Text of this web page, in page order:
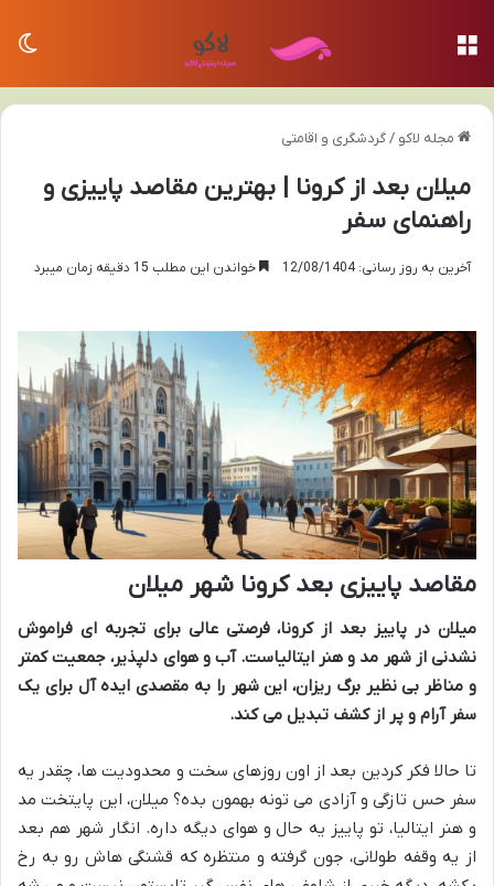
مجله لاکو /گردشگری و اقامتی
میلان بعد از کرونا | بهترین مقاصد پاییزی و
راهنمای سفر
آخرین به روز رسانی: 12/08/1404 خواندن این مطلب 15 دقیقه زمان میبرد
مقاصد پاییزی بعد کرونا شهر میلان
میلان در پاییز بعد از کرونا، فرصتی عالی برای تجربه ای فراموش
نشدنی از شهر مد و هنر ایتالیاست. آب و هوای دلپذیر، جمعیت کمتر
و مناظر بی نظیر برگ ریزان، این شهر را به مقصدی ایده آل برای یک
سفر آرام و پر از کشف تبدیل می کند.
تا حالا فکر کردین بعد از اون روزهای سخت و محدودیت ها، چقدر یه
سفر حس تازگی و آزادی می تونه بهمون بده؟ میلان، این پایتخت مد
و هنر ایتالیا، تو پاییز یه حال و هوای دیگه داره. انگار شهر هم بعد
از یه وقفه طولانی، جون گرفته و منتظره که قشنگی هاش رو به رخ